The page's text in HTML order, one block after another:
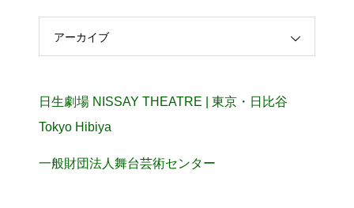
アーカイブ
日生劇場 NISSAY THEATRE | 東京・日比谷
Tokyo Hibiya
一般財団法人舞台芸術センター